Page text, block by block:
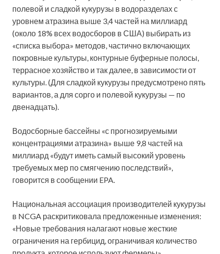
полевой и сладкой кукурузы в водоразделах с
уровнем атразина выше 3,4 частей на миллиард
(около 18% всех водосборов в США) выбирать из
«списка выбора» методов, частично включающих
покровные культуры, контурные буферные полосы,
террасное хозяйство и так далее, в зависимости от
культуры. (Для сладкой кукурузы предусмотрено пять
вариантов, а для сорго и полевой кукурузы — по
двенадцать).
Водосборные бассейны «с прогнозируемыми
концентрациями атразина» выше 9,8 частей на
миллиард «будут иметь самый высокий уровень
требуемых мер по смягчению последствий»,
говорится в сообщении EPA.
Национальная ассоциация производителей кукурузы
в NCGA раскритиковала предложенные изменения:
«Новые требования налагают новые жесткие
ограничения на гербицид, ограничивая количество